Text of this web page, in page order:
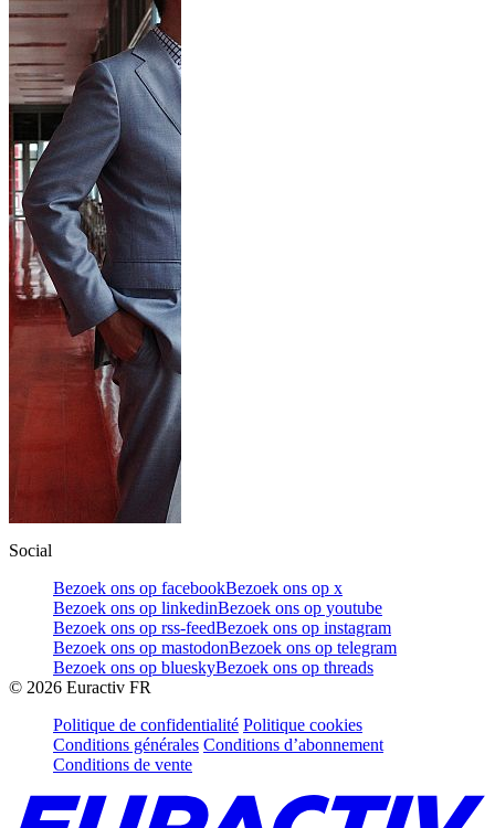
Social
Bezoek ons op facebookBezoek ons op x
Bezoek ons op linkedinBezoek ons op youtube
Bezoek ons op rss-feedBezoek ons op instagram
Bezoek ons op mastodonBezoek ons op telegram
Bezoek ons op blueskyBezoek ons op threads
© 2026 Euractiv FR
Politique de confidentialité Politique cookies
Conditions générales Conditions d’abonnement
Conditions de vente